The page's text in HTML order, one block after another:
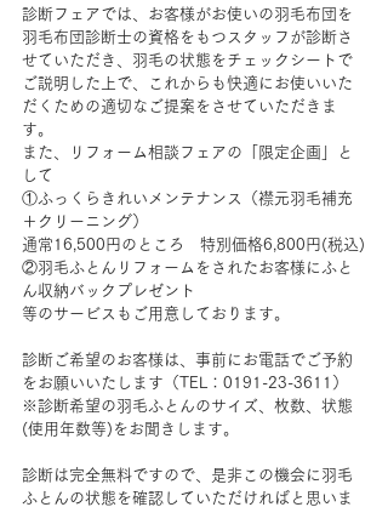
診断フェアでは、お客様がお使いの羽毛布団を
羽毛布団診断士の資格をもつスタッフが診断さ
せていただき、羽毛の状態をチェックシートで
ご説明した上で、これからも快適にお使いいた
だくための適切なご提案をさせていただきま
す。
また、リフォーム相談フェアの「限定企画」と
して
①ふっくらきれいメンテナンス（襟元羽毛補充
＋クリーニング）
通常16,500円のところ　特別価格6,800円(税込)
②羽毛ふとんリフォームをされたお客様にふと
ん収納バックプレゼント
等のサービスもご用意しております。
診断ご希望のお客様は、事前にお電話でご予約
をお願いいたします（TEL：0191-23-3611）
※診断希望の羽毛ふとんのサイズ、枚数、状態
(使用年数等)をお聞きします。
診断は完全無料ですので、是非この機会に羽毛
ふとんの状態を確認していただければと思いま